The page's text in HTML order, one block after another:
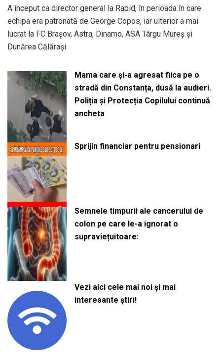
A început ca director general la Rapid, în perioada în care
echipa era patronată de George Copos, iar ulterior a mai
lucrat la FC Brașov, Astra, Dinamo, ASA Târgu Mureș și
Dunărea Călărași.
Mama care și-a agresat fiica pe o
stradă din Constanța, dusă la audieri.
Poliția și Protecția Copilului continuă
ancheta
Sprijin financiar pentru pensionari
Semnele timpurii ale cancerului de
colon pe care le-a ignorat o
supraviețuitoare:
Vezi aici cele mai noi și mai
interesante știri!